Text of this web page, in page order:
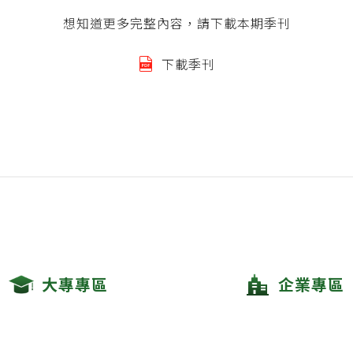
想知道更多完整內容，請下載本期季刊
下載季刊
大專專區 企業專區